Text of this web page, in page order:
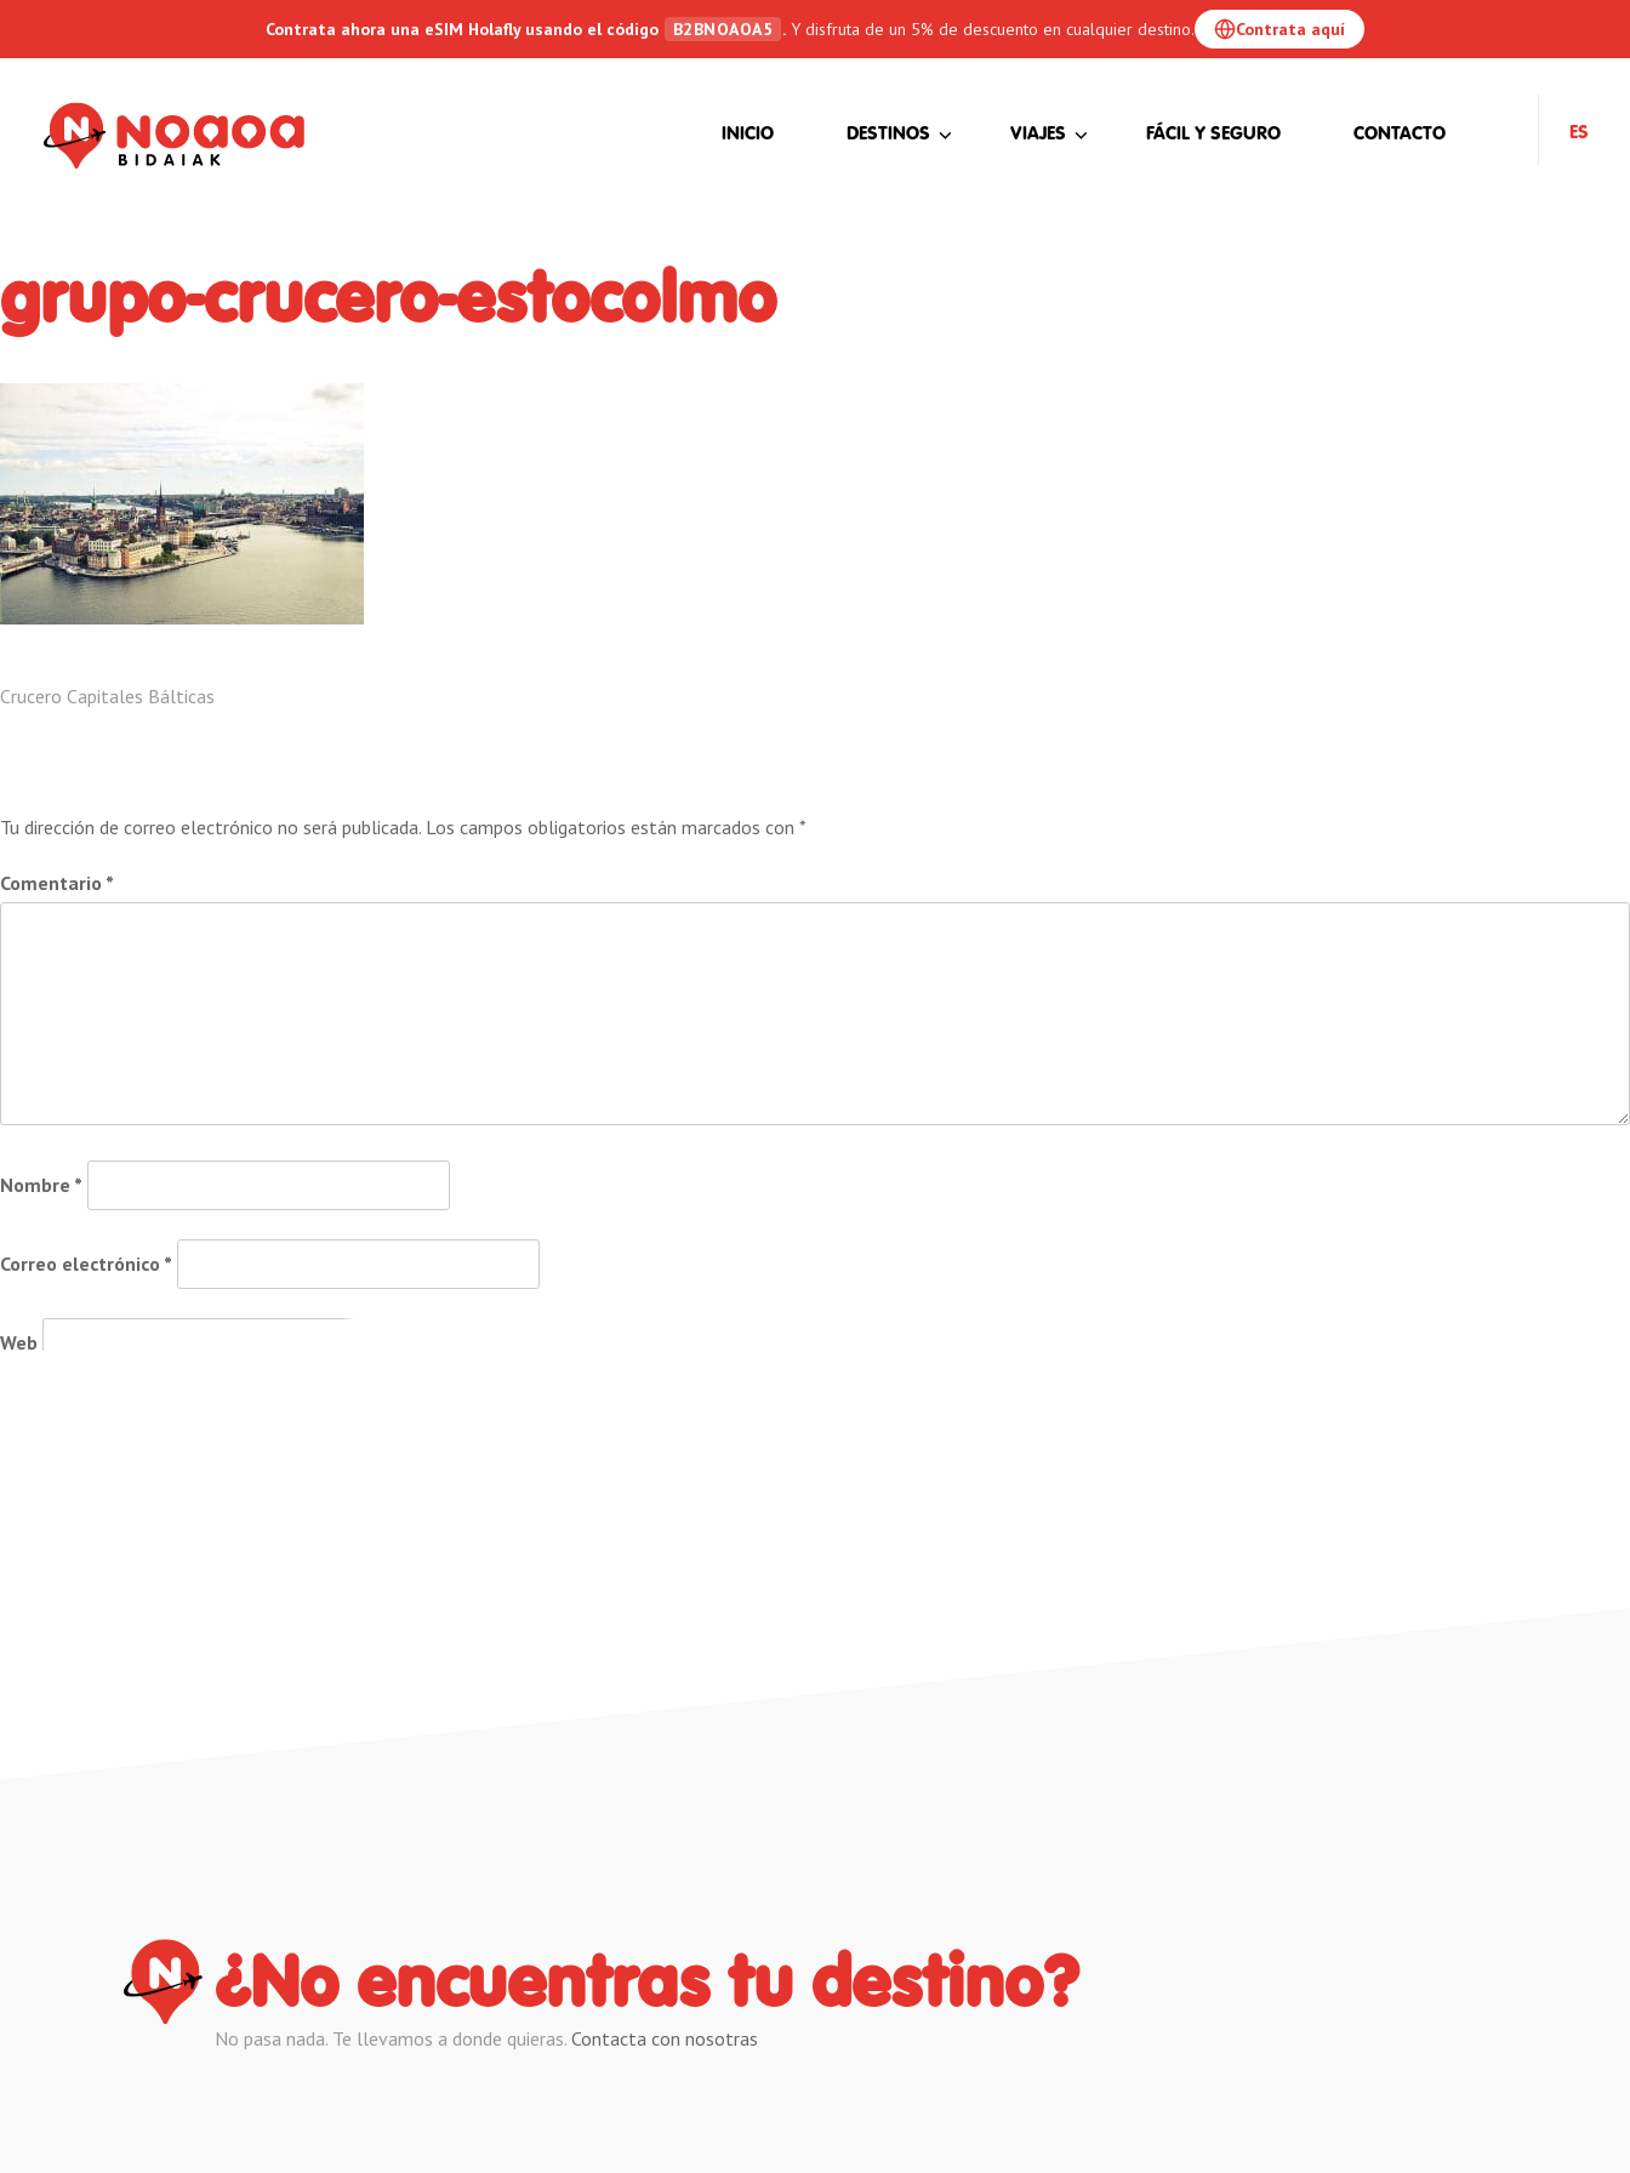
Contrata ahora una eSIM Holafly usando el código B2BNOAOA5 . Y disfruta de un 5% de descuento en cualquier destino. Contrata aquí
INICIO(CURRENT)DESTINOS VIAJES FÁCIL Y SEGURO CONTACTO ES
grupo-crucero-estocolmo
Navegación
entradas
Crucero Capitales Bálticas
Tu dirección de correo electrónico no será publicada. Los campos obligatorios están marcados con *
Comentario *
Nombre *
Correo electrónico *
Web
¿No encuentras tu destino?
No pasa nada. Te llevamos a donde quieras. Contacta con nosotras